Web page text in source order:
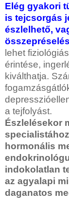
Elég gyakori
is tejcsorgás
észlelhető,
lehet
érintése,
kiválthatja.
a tejfolyást.
Észlelésekor
hormonális
indokolatlan
az agyalapi
daganatos